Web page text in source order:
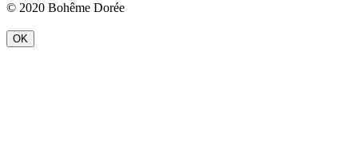
© 2020 Bohême Dorée
OK